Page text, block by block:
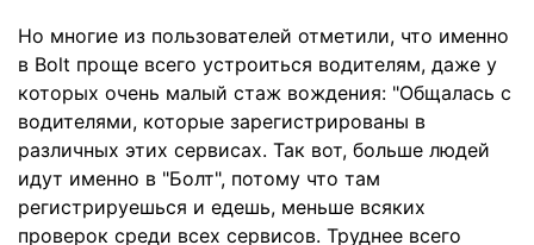
Но многие из пользователей отметили, что именно
в Bolt проще всего устроиться водителям, даже у
которых очень малый стаж вождения: "Общалась с
водителями, которые зарегистрированы в
различных этих сервисах. Так вот, больше людей
идут именно в "Болт", потому что там
регистрируешься и едешь, меньше всяких
проверок среди всех сервисов. Труднее всего